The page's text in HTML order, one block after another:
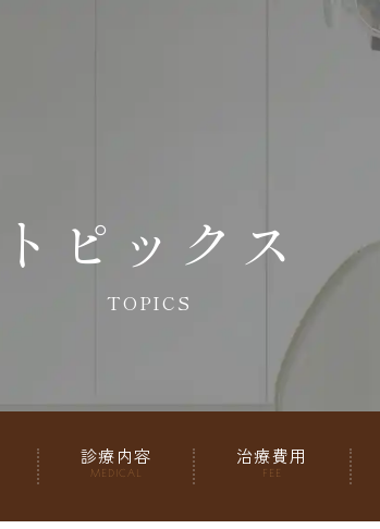
トピックス
TOPICS
診療内容
MEDICAL
治療費用
FEE